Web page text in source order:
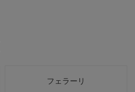
フェラーリ